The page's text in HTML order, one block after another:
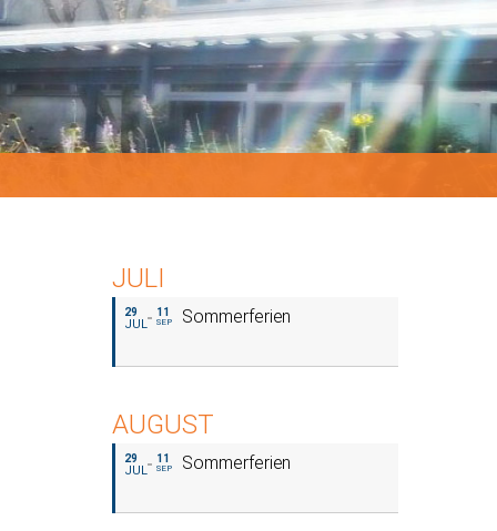
JULI
29
JUL
11
SEP Sommerferien
AUGUST
29
JUL
11
SEP Sommerferien